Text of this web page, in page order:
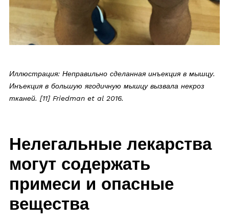
Иллюстрация: Неправильно сделанная инъекция в мышцу.
Инъекция в большую ягодичную мышцу вызвала некроз
тканей. [11] Friedman et al 2016.
Нелегальные лекарства
могут содержать
примеси и опасные
вещества